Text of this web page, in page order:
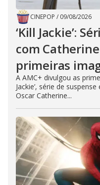
CINEPOP / 09/08/2026
‘Kill Jackie’:
com
primeiras
A AMC+ divulgou as
Jackie’, série de
Oscar Catherine...